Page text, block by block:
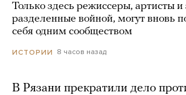
Только здесь режиссеры, артисты и
разделенные войной, могут вновь
себя одним сообществом
ИСТОРИИ 8 часов назад
В Рязани прекратили дело